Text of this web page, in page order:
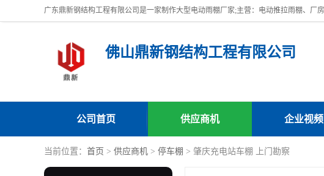
佛山鼎新钢结构工程有限公司
公司首页 供应商机 企业视频
当前位置： 首页 > 供应商机 > 停车棚 > 肇庆充电站车棚 上门勘察